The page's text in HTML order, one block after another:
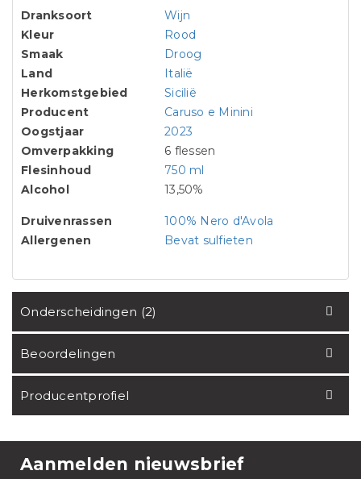
Dranksoort
Wijn
Kleur
Rood
Smaak
Droog
Land
Italië
Herkomstgebied
Sicilië
Producent
Caruso e Minini
Oogstjaar
2023
Omverpakking
6 flessen
Flesinhoud
750 ml
Alcohol
13,50%
Druivenrassen
100% Nero d'Avola
Allergenen
Bevat sulfieten
Onderscheidingen (2)
Beoordelingen
Producentprofiel
Aanmelden nieuwsbrief